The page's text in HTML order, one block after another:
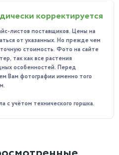
корректируется
листов поставщиков. Цены на
от указанных. Но прежде чем
стоимость. Фото на сайте
так как все растения
особенностей. Перед
Вам фотографии именно того
с учётом технического горшка.